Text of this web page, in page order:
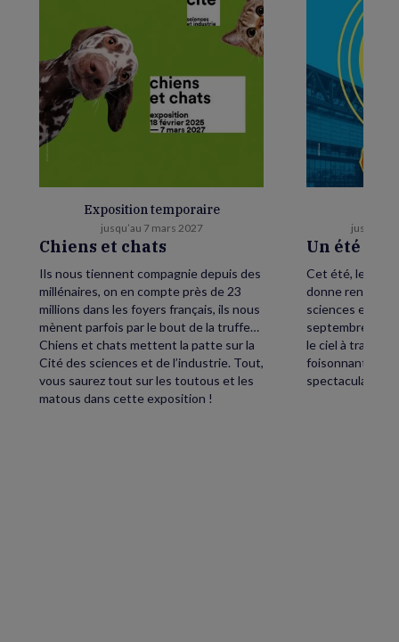
Exposition temporaire
jusqu’au 7 mars 2027
Chiens et chats
Ils nous tiennent compagnie depuis des
millénaires, on en compte près de 23
millions dans les foyers français, ils nous
mènent parfois par le bout de la truffe…
Chiens et chats mettent la patte sur la
Cité des sciences et de l’industrie. Tout,
vous saurez tout sur les toutous et les
matous dans cette exposition !
jusqu’au
Un été
Cet été, levez
donne rendez-
sciences et de
septembre,
le ciel à travers
foisonnant
spectaculaire